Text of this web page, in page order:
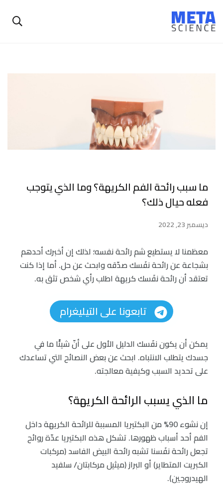
ما سبب رائحة الفم الكريهة؟ وما الذي يتوجب
فعله حيال ذلك؟
ديسمبر 23, 2022
معظمنا لا يستطيع شم رائحة نفسه؛ لذلك إن أخبرك أحدهم
بشجاعة عن رائحة نفَسك صدّقه وابحث عن حل. أما إذا كنت
تعتقد أن رائحة نفَسك كريهة اطلب رأي شخص تثق به.
تابعونا على التيليغرام
يمكن أن يكون نفَسك الدليل الأول على أنّ شيئًا ما في
جسدك يتطلب الانتباه. ابحث عن بعض النصائح التي تساعدك
على تحديد السبب وكيفية معالجته.
ما الذي يسبب الرائحة الكريهة؟
إن نشوء 90% من البكتيريا المسببة للرائحة الكريهة داخل
الفم أحد أسباب ظهورها. تشكل هذه البكتيريا عدّة روائح
تجعل رائحة نفَسنا تشبه رائحة البيض الفاسد (مركبات
الكبريت المتطاير) أو البراز (ميثيل مركابتان/ سلفيد
الهيدروجين).